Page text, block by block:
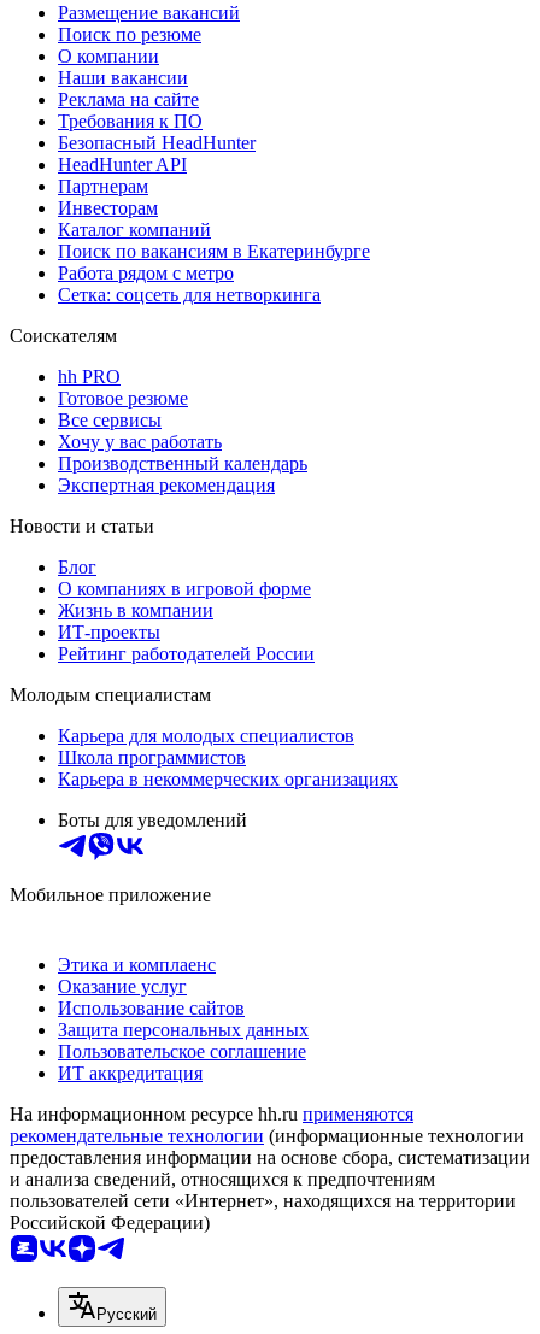
Размещение вакансий
Поиск по резюме
О компании
Наши вакансии
Реклама на сайте
Требования к ПО
Безопасный HeadHunter
HeadHunter API
Партнерам
Инвесторам
Каталог компаний
Поиск по вакансиям в Екатеринбурге
Работа рядом с метро
Сетка: соцсеть для нетворкинга
Соискателям
hh PRO
Готовое резюме
Все сервисы
Хочу у вас работать
Производственный календарь
Экспертная рекомендация
Новости и статьи
Блог
О компаниях в игровой форме
Жизнь в компании
ИТ-проекты
Рейтинг работодателей России
Молодым специалистам
Карьера для молодых специалистов
Школа программистов
Карьера в некоммерческих организациях
Боты для уведомлений
Мобильное приложение
Этика и комплаенс
Оказание услуг
Использование сайтов
Защита персональных данных
Пользовательское соглашение
ИТ аккредитация
На информационном ресурсе hh.ru применяются
рекомендательные технологии (информационные технологии
предоставления информации на основе сбора, систематизации
и анализа сведений, относящихся к предпочтениям
пользователей сети «Интернет», находящихся на территории
Российской Федерации)
Русский